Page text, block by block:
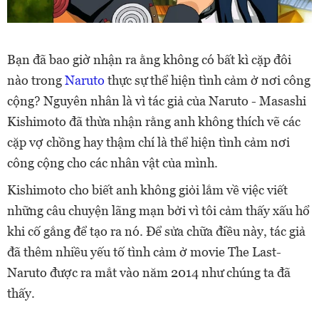
Bạn đã bao giờ nhận ra ằng không có bất kì cặp đôi
nào trongNaruto thực sự thể hiện tình cảm ở nơi công
cộng? Nguyên nhân là vì tác giả của Naruto - Masashi
Kishimoto đã thừa nhận rằng anh không thích vẽ các
cặp vợ chồng hay thậm chí là thể hiện tình cảm nơi
công cộng cho các nhân vật của mình.
Kishimoto cho biết anh không giỏi lắm về việc viết
những câu chuyện lãng mạn bởi vì tôi cảm thấy xấu hổ
khi cố gắng để tạo ra nó. Để sửa chữa điều này, tác giả
đã thêm nhiều yếu tố tình cảm ở movie The Last-
Naruto được ra mắt vào năm 2014 như chúng ta đã
thấy.